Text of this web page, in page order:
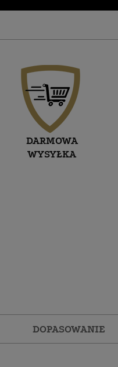
DARMOWA
WYSYŁKA
DOPASOWANIE